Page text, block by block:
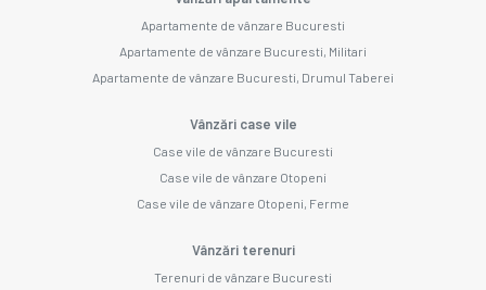
Apartamente de vânzare Bucuresti
Apartamente de vânzare Bucuresti, Militari
Apartamente de vânzare Bucuresti, Drumul Taberei
Vânzări case vile
Case vile de vânzare Bucuresti
Case vile de vânzare Otopeni
Case vile de vânzare Otopeni, Ferme
Vânzări terenuri
Terenuri de vânzare Bucuresti